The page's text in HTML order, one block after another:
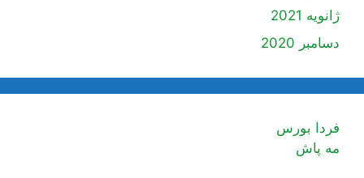
ژانویه 2021
دسامبر 2020
فردا بورس
مه پاش